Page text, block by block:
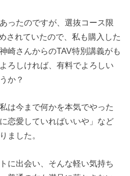
ったのですが、選抜コース限
されていたので、私も購入した
崎さんからのTAV特別講義がも
ろしければ、有料でよろしい
か？
は今まで何かを本気でやった
恋愛していればいいや」など
ました。
に出会い、そんな軽い気持ち